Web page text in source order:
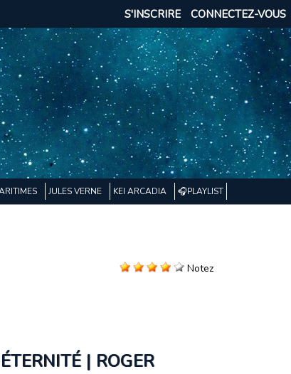
CONNECTEZ-VOUS
S'INSCRIRE
JULES VERNE KEI ARCADIA 🎧PLAYLIST
Notez
| ROGER